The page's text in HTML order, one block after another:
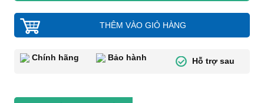
THÊM VÀO GIỎ HÀNG
Chính hãng Bảo hành Hỗ trợ sau